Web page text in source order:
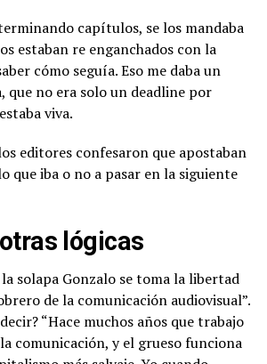
capítulos, se los mandaba
estaban re enganchados con la
cómo seguía. Eso me daba un
que no era solo un deadline por
viva.
editores confesaron que apostaban
que iba o no a pasar en la siguiente
lógicas
solapa Gonzalo se toma la libertad
de la comunicación audiovisual”.
“Hace muchos años que trabajo
comunicación, y el grueso funciona